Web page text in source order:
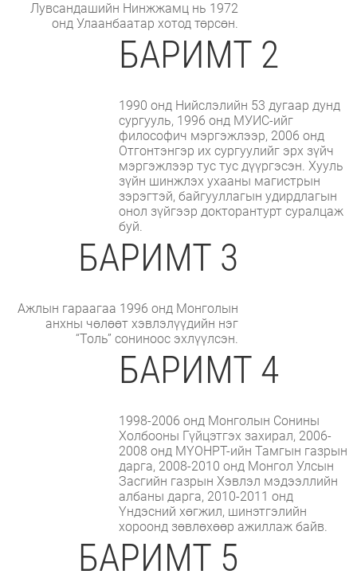
Лувсандашийн Нинжжамц нь 1972
онд Улаанбаатар хотод төрсөн.
БАРИМТ 2
1990 онд Нийслэлийн 53 дугаар дунд
сургууль, 1996 онд МУИС-ийг
философич мэргэжлээр, 2006 онд
Отгонтэнгэр их сургуулийг эрх зүйч
мэргэжлээр тус тус дүүргэсэн. Хууль
зүйн шинжлэх ухааны магистрын
зэрэгтэй, байгууллагын удирдлагын
онол зүйгээр докторантурт суралцаж
буй.
БАРИМТ 3
Ажлын гараагаа 1996 онд Монголын
анхны чөлөөт хэвлэлүүдийн нэг
“Толь” сониноос эхлүүлсэн.
БАРИМТ 4
1998-2006 онд Монголын Сонины
Холбооны Гүйцэтгэх захирал, 2006-
2008 онд МҮОНРТ-ийн Тамгын газрын
дарга, 2008-2010 онд Монгол Улсын
Засгийн газрын Хэвлэл мэдээллийн
албаны дарга, 2010-2011 онд
Үндэсний хөгжил, шинэтгэлийн
хороонд зөвлөхөөр ажиллаж байв.
БАРИМТ 5